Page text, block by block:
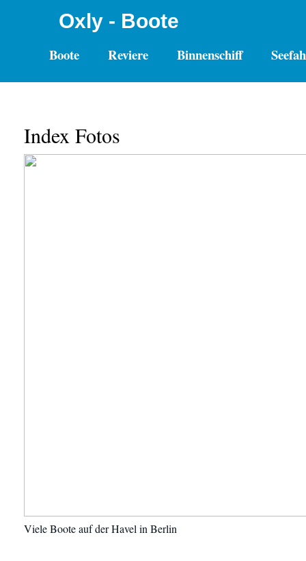
Oxly - Boote
Boote Reviere Binnenschiff
Index Fotos
Viele Boote auf der Havel in Berlin